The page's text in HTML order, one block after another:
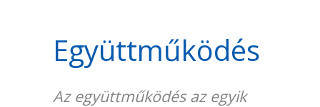
Együttműködés
Az együttműködés az egyik